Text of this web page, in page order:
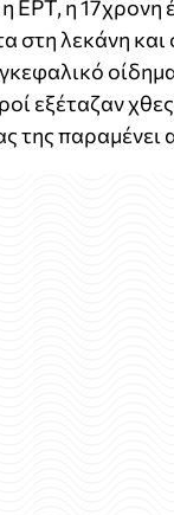
ΕΡΤ, η 17χρονη
στη λεκάνη
εξέταζαν
της παραμένει